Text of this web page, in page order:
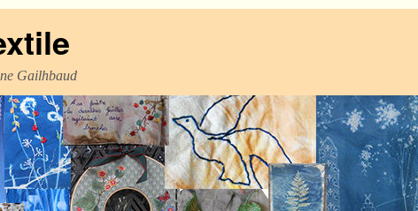
Gailhbaud